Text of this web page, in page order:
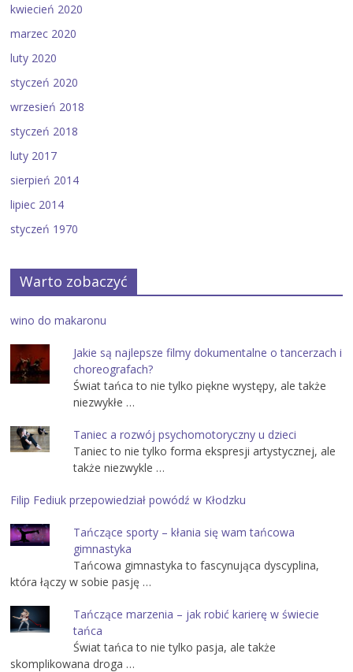
kwiecień 2020
marzec 2020
luty 2020
styczeń 2020
wrzesień 2018
styczeń 2018
luty 2017
sierpień 2014
lipiec 2014
styczeń 1970
Warto zobaczyć
wino do makaronu
Jakie są najlepsze filmy dokumentalne o tancerzach i
choreografach?
Świat tańca to nie tylko piękne występy, ale także
niezwykłe …
Taniec a rozwój psychomotoryczny u dzieci
Taniec to nie tylko forma ekspresji artystycznej, ale
także niezwykle …
Filip Fediuk przepowiedział powódź w Kłodzku
Tańczące sporty – kłania się wam tańcowa
gimnastyka
Tańcowa gimnastyka to fascynująca dyscyplina,
która łączy w sobie pasję …
Tańczące marzenia – jak robić karierę w świecie
tańca
Świat tańca to nie tylko pasja, ale także
skomplikowana droga …